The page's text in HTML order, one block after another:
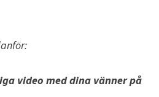
video med dina vänner på